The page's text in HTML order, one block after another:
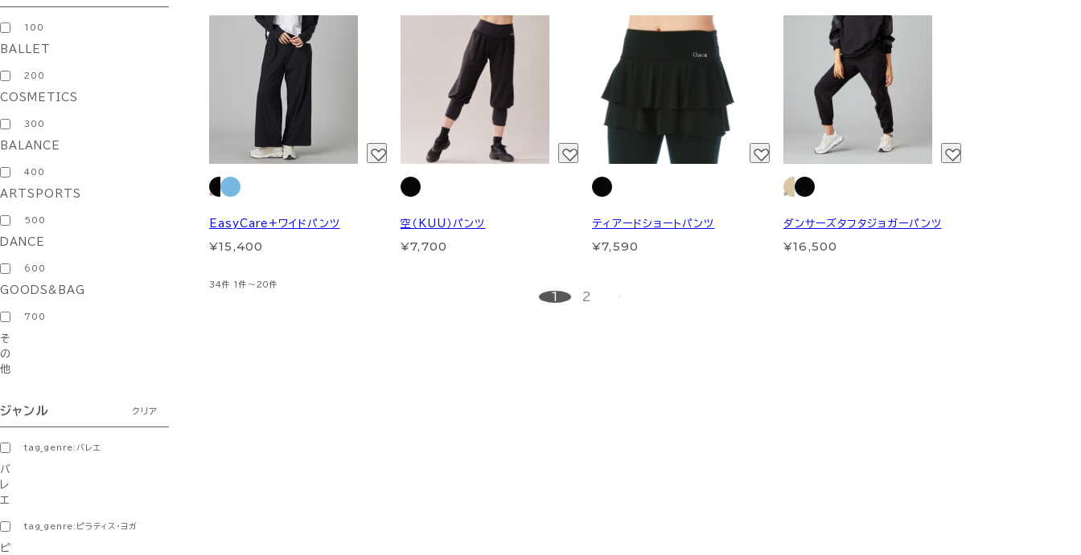
100
BALLET
200
COSMETICS
300
BALANCE
400
ARTSPORTS
500
DANCE
600
GOODS&BAG
700
そ
の
他
ジャンル クリア
tag_genre:バレエ
バ
レ
エ
tag_genre:ピラティス・ヨガ
ピ
EasyCare+ワイドパンツ
¥15,400
空（KUU）パンツ
¥7,700
ティアードショートパンツ
¥7,590
ダンサーズタフタジョガーパンツ
¥16,500
34件 1件～20件
1 2